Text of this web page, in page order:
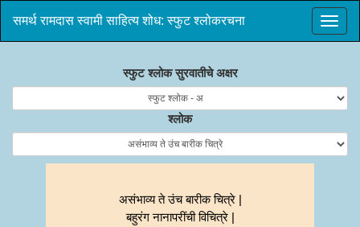
समर्थ रामदास स्वामी साहित्य शोध: स्फुट श्लोकरचना
स्फुट श्लोक सुरवातीचे अक्षर
श्लोक
असंभाव्य ते उंच बारीक चित्रे |
बहुरंग नानापरींची विचित्रे |